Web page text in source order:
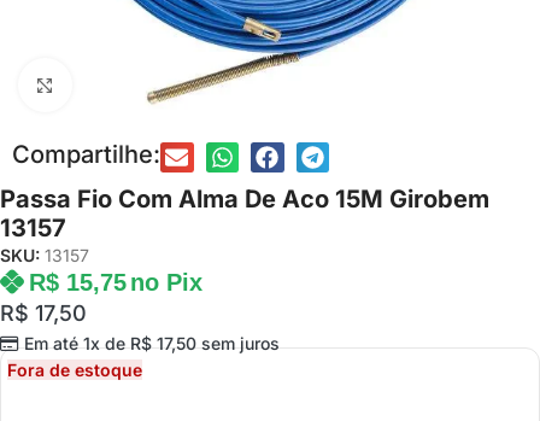
Clique para ampliar
Compartilhe:
Passa Fio Com Alma De Aco 15M Girobem
13157
SKU: 13157
R$ 17,50
Em até 1x deR$17,50sem juros
R$15,75 no Pix
Fora de estoque